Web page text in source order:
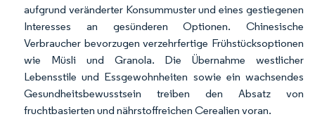
aufgrund veränderter Konsummuster und eines gestiegenen
Interesses an gesünderen Optionen. Chinesische
Verbraucher bevorzugen verzehrfertige Frühstücksoptionen
wie Müsli und Granola. Die Übernahme westlicher
Lebensstile und Essgewohnheiten sowie ein wachsendes
Gesundheitsbewusstsein treiben den Absatz von
fruchtbasierten und nährstoffreichen Cerealien voran.